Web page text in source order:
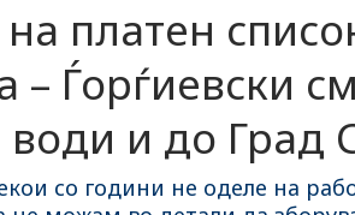
платен
– Ѓорѓиевски
и до Град
со години не оделе на